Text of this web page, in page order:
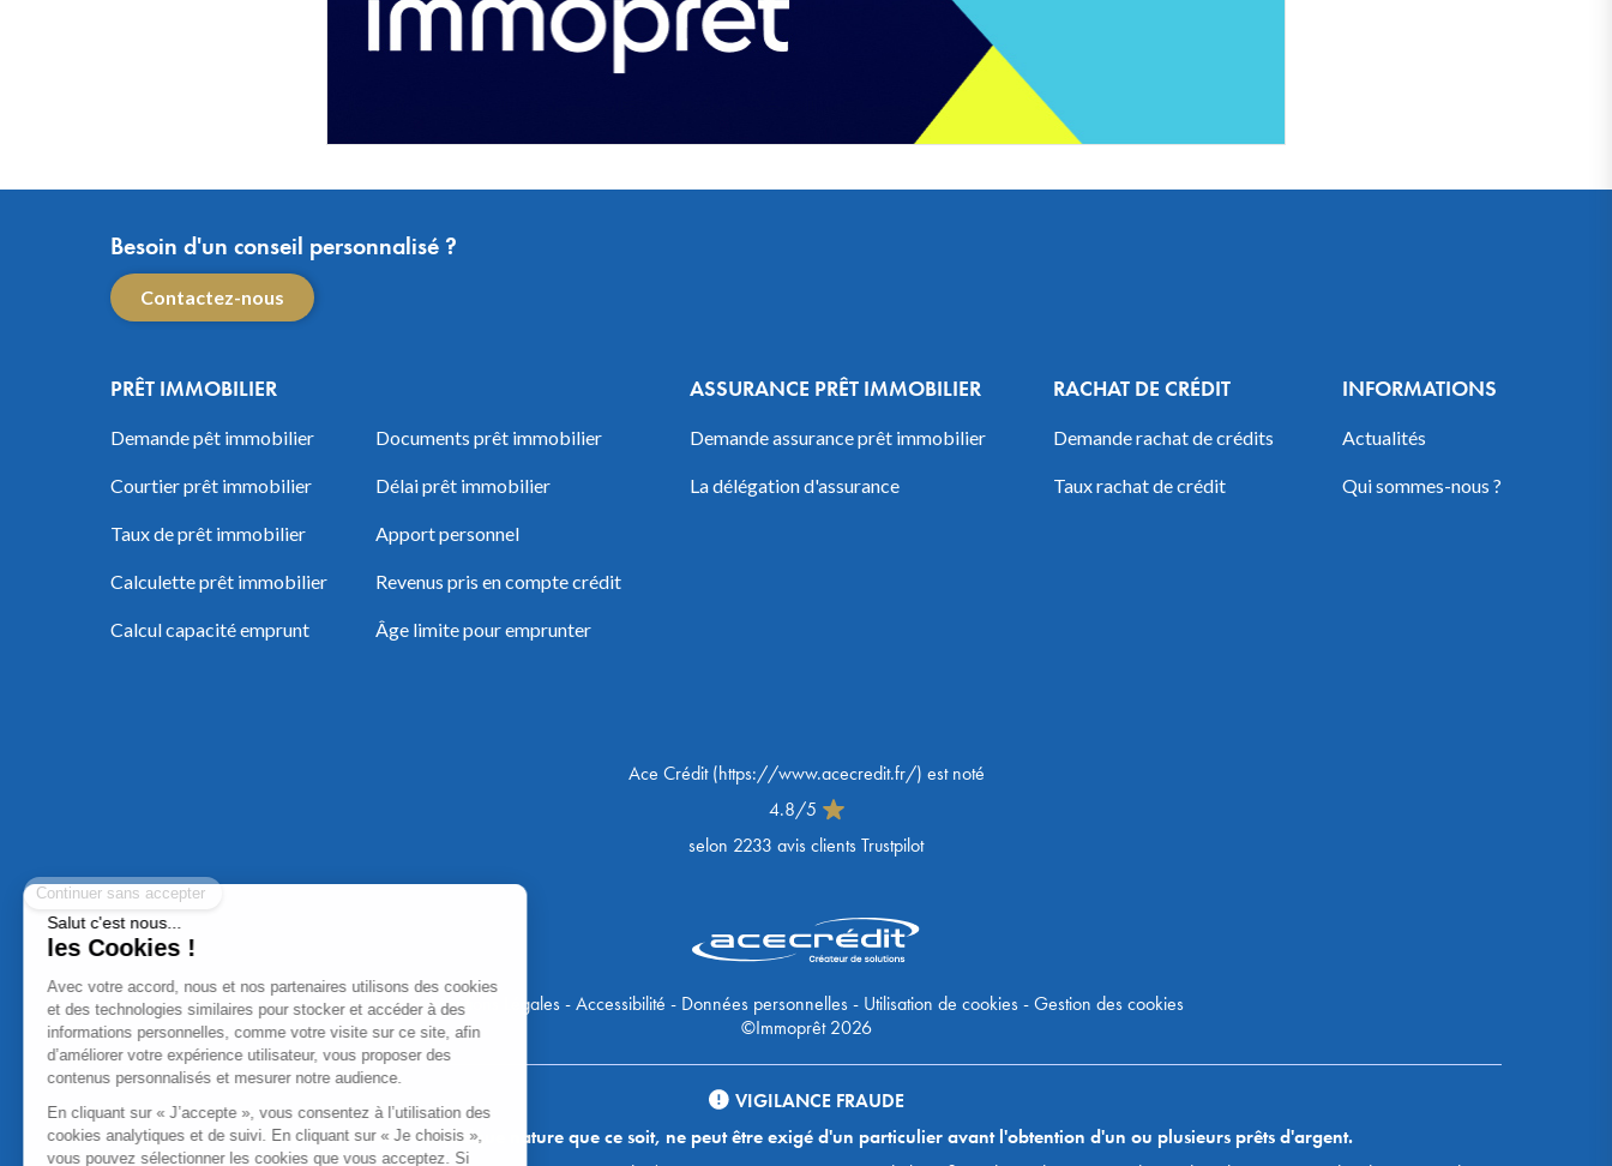
Besoin d'un conseil personnalisé ?
Contactez-nous
PRÊT IMMOBILIER
Demande pêt immobilier
Courtier prêt immobilier
Taux de prêt immobilier
Calculette prêt immobilier
Calcul capacité emprunt
Documents prêt immobilier
Délai prêt immobilier
Apport personnel
Revenus pris en compte crédit
Âge limite pour emprunter
ASSURANCE PRÊT IMMOBILIER
Demande assurance prêt immobilier
La délégation d'assurance
RACHAT DE CRÉDIT
Demande rachat de crédits
Taux rachat de crédit
INFORMATIONS
Actualités
Qui sommes-nous ?
Ace Crédit(https://www.acecredit.fr/) est noté
4.8/5
selon 2233 avis clients Trustpilot
Mentions Légales-Accessibilité - Données personnelles- Utilisation de cookies-Gestion des cookies
©Immoprêt 2026
VIGILANCE FRAUDE
Aucun versement, de quelque nature que ce soit, ne peut être exigé d'un particulier avant l'obtention d'un ou plusieurs prêts d'argent.